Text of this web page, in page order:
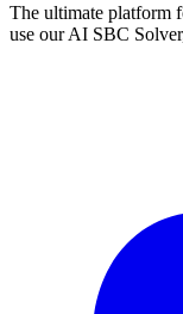
The ultimate platform
use our AI SBC